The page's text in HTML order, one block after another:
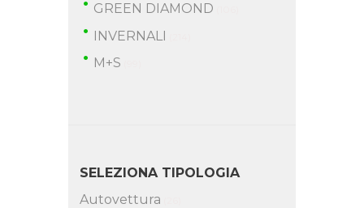
GREEN DIAMOND
INVERNALI
M+S
SELEZIONA TIPOLOGIA
Autovettura